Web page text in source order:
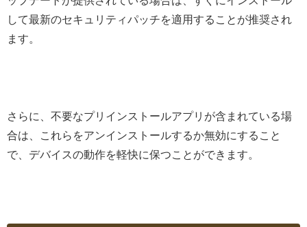
して最新のセキュリティパッチを適用することが推奨され
ます。
さらに、不要なプリインストールアプリが含まれている場
合は、これらをアンインストールするか無効にすること
で、デバイスの動作を軽快に保つことができます。